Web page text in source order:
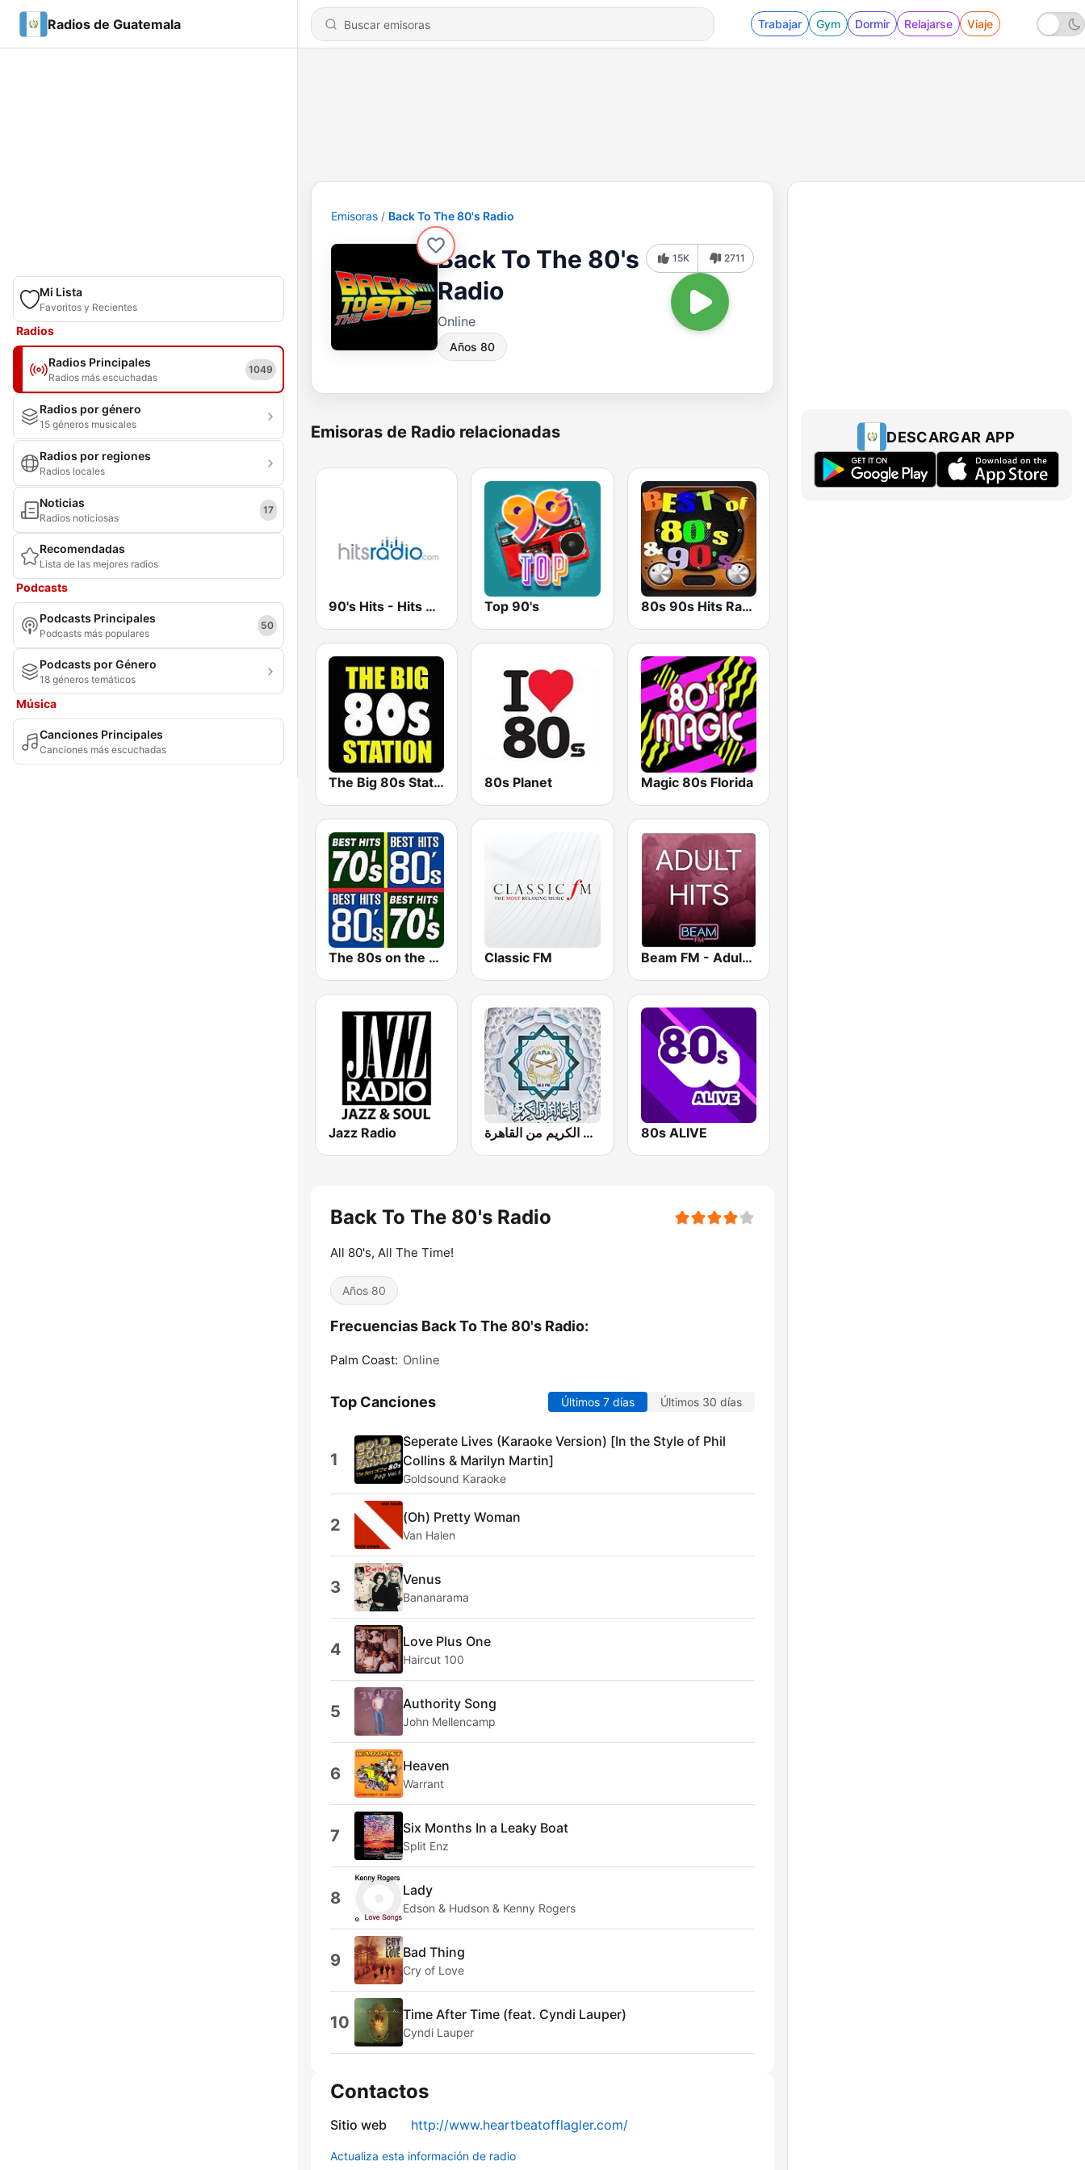
Radios de Guatemala Trabajar Gym Dormir Relajarse Viaje
Mi Lista
Favoritos y Recientes
Radios
Radios Principales
Radios más escuchadas
1049
Radios por género
15 géneros musicales
Radios por regiones
Radios locales
Noticias
Radios noticiosas
17
Recomendadas
Lista de las mejores radios
Podcasts
Podcasts Principales
Podcasts más populares
50
Podcasts por Género
18 géneros temáticos
Música
Canciones Principales
Canciones más escuchadas
Emisoras Back To The 80's Radio
Back To The 80's
Radio
Online
Años 80
15K 2711
Emisoras de Radio relacionadas
90's Hits - Hits Radio Top 90's 80s 90s Hits Radio
The Big 80s Station 80s Planet Magic 80s Florida
The 80s on the 80s Classic FM Beam FM - Adult Hits
Jazz Radio إذاعة القرآن الكريم من القاهرة 80s ALIVE
Back To The 80's Radio
All 80's, All The Time!
Años 80
Frecuencias Back To The 80's Radio:
Palm Coast: Online
Top Canciones Últimos 7 días Últimos 30 días
1
Seperate Lives (Karaoke Version) [In the Style of Phil
Collins & Marilyn Martin]
Goldsound Karaoke
2 (Oh) Pretty Woman
Van Halen
3 Venus
Bananarama
4 Love Plus One
Haircut 100
5 Authority Song
John Mellencamp
6 Heaven
Warrant
7 Six Months In a Leaky Boat
Split Enz
8 Lady
Edson & Hudson & Kenny Rogers
9 Bad Thing
Cry of Love
10 Time After Time (feat. Cyndi Lauper)
Cyndi Lauper
Contactos
Sitio web http://www.heartbeatofflagler.com/
Actualiza esta información de radio
DESCARGAR APP